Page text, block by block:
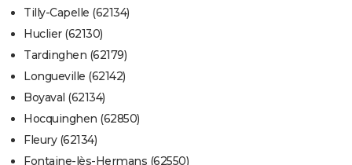
Tilly-Capelle (62134)
Huclier (62130)
Tardinghen (62179)
Longueville (62142)
Boyaval (62134)
Hocquinghen (62850)
Fleury (62134)
Fontaine-lès-Hermans (62550)